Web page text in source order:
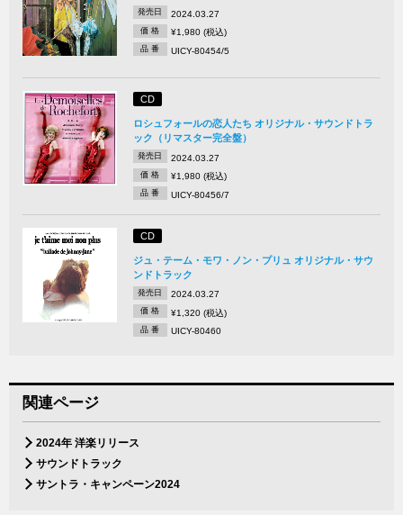
発売日 2024.03.27
価 格 ¥1,980 (税込)
品 番 UICY-80454/5
CD
ロシュフォールの恋人たち オリジナル・サウンドトラ
ック（リマスター完全盤）
発売日 2024.03.27
価 格 ¥1,980 (税込)
品 番 UICY-80456/7
CD
ジュ・テーム・モワ・ノン・プリュ オリジナル・サウ
ンドトラック
発売日 2024.03.27
価 格 ¥1,320 (税込)
品 番 UICY-80460
関連ページ
2024年 洋楽リリース
サウンドトラック
サントラ・キャンペーン2024